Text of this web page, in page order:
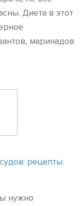
Диета в этот
маринадов
рецепты
нужно